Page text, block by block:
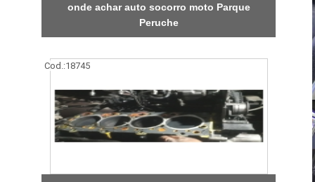
onde achar auto socorro moto Parque
Peruche
Cod.:18745